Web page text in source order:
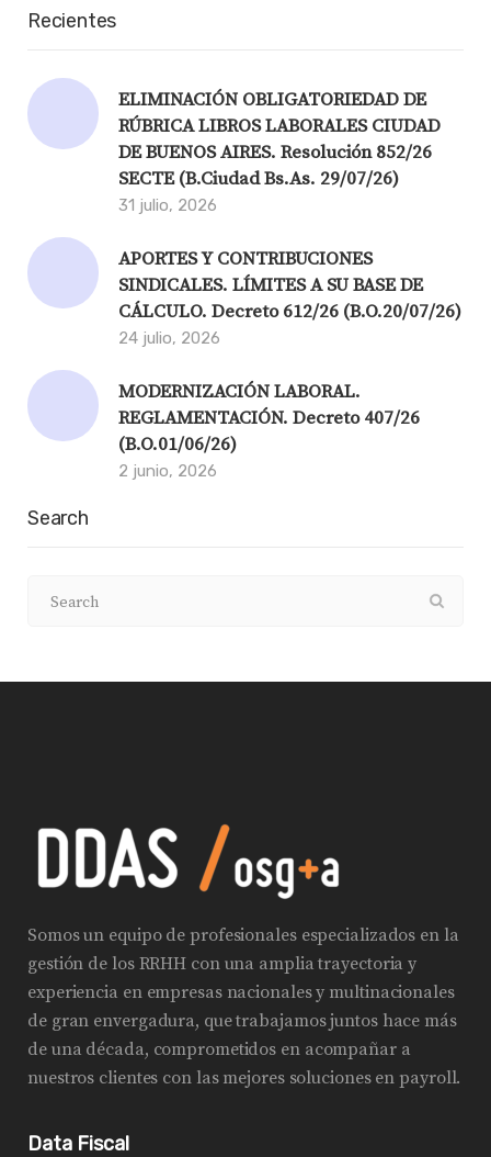
Recientes
ELIMINACIÓN OBLIGATORIEDAD DE
RÚBRICA LIBROS LABORALES CIUDAD
DE BUENOS AIRES. Resolución 852/26
SECTE (B.Ciudad Bs.As. 29/07/26)
31 julio, 2026
APORTES Y CONTRIBUCIONES
SINDICALES. LÍMITES A SU BASE DE
CÁLCULO. Decreto 612/26 (B.O.20/07/26)
24 julio, 2026
MODERNIZACIÓN LABORAL.
REGLAMENTACIÓN. Decreto 407/26
(B.O.01/06/26)
2 junio, 2026
Search
Somos un equipo de profesionales especializados en la
gestión de los RRHH con una amplia trayectoria y
experiencia en empresas nacionales y multinacionales
de gran envergadura, que trabajamos juntos hace más
de una década, comprometidos en acompañar a
nuestros clientes con las mejores soluciones en payroll.
Data Fiscal